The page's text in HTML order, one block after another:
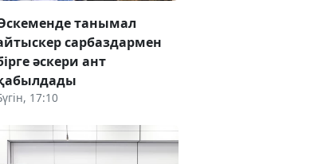
танымал
сарбаздармен
әскери ант
17:10